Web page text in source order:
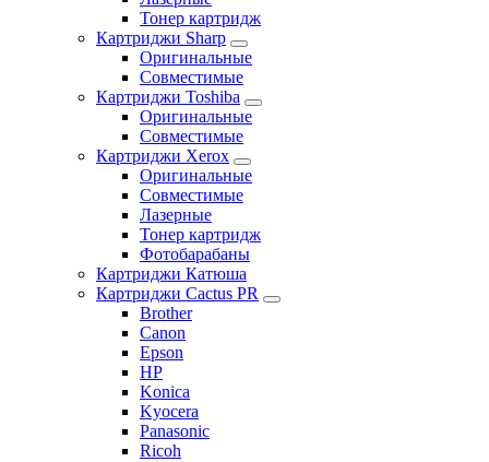
Тонер картридж
Картриджи Sharp
Оригинальные
Совместимые
Картриджи Toshiba
Оригинальные
Совместимые
Картриджи Xerox
Оригинальные
Совместимые
Лазерные
Тонер картридж
Фотобарабаны
Картриджи Катюша
Картриджи Cactus PR
Brother
Canon
Epson
HP
Konica
Kyocera
Panasonic
Ricoh